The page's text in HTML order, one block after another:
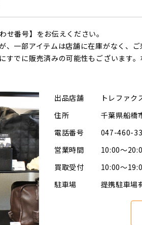
せ番号】をお伝えください。
一部アイテムは店舗に在庫がなく、
すでに販売済みの可能性もございます
出品店舗
トレファク
住所
千葉県船橋
電話番号
047-460-
営業時間
10:00～
買取受付
10:00～
駐車場
提携駐車場